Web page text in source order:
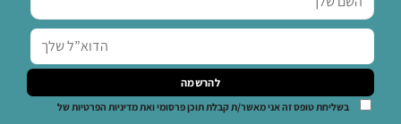
בשליחת טופס זה אני מאשר/ת קבלת תוכן פרסומי ואת מדיניות הפרטיות של